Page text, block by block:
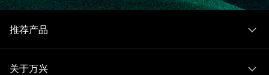
推荐产品
关于万兴